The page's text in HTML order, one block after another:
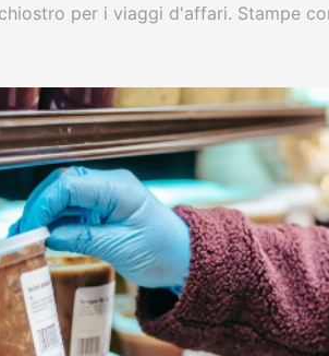
per i viaggi d'affari. Stampe